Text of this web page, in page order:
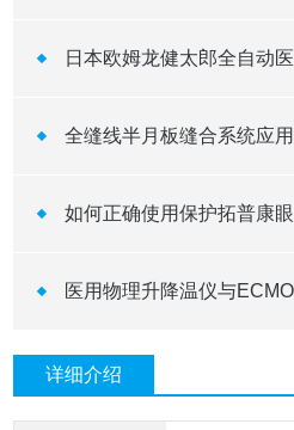
日本欧姆龙健太郎全自动
全缝线半月板缝合系统应
如何正确使用保护拓普康
医用物理升降温仪与
详细介绍